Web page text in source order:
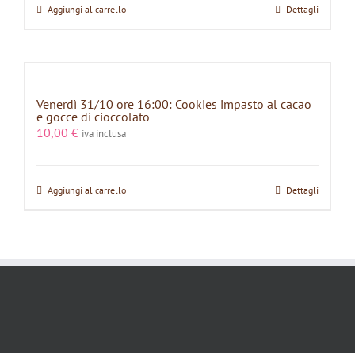
Aggiungi al carrello Dettagli
Venerdì 31/10 ore 16:00: Cookies impasto al cacao
e gocce di cioccolato
10,00 € iva inclusa
Aggiungi al carrello Dettagli